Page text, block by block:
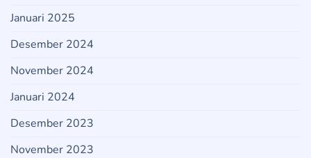
Januari 2025
Desember 2024
November 2024
Januari 2024
Desember 2023
November 2023